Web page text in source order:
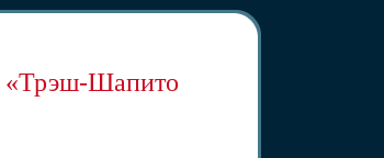
«Трэш-Шапито